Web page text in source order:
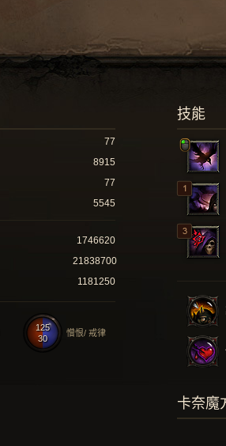
技能
77
8915
77
5545
1746620
21838700
1181250
125
30
憎恨/ 戒律
卡奈魔